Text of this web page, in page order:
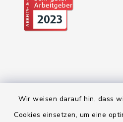
Wir weisen darauf hin, dass
Cookies einsetzen, um eine